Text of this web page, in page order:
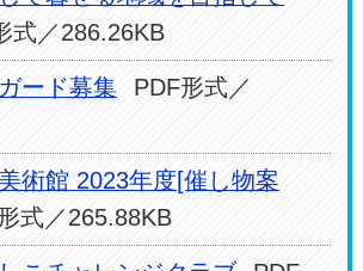
式／286.26KB
ード募集
PDF形式／
術館 2023年度[催し物案
式／265.88KB